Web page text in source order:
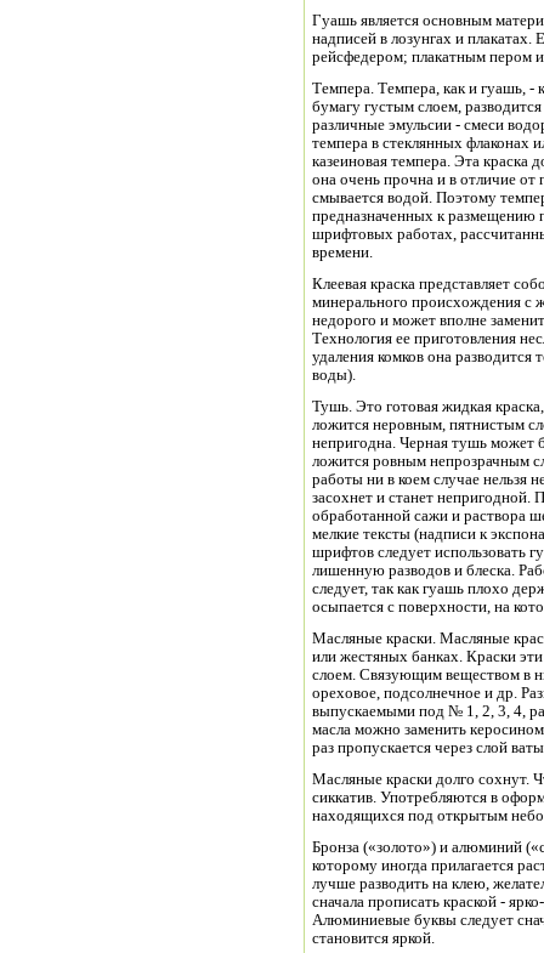
Гуашь является основным
надписей в лозунгах и
рейсфедером; плакатным пером
Темпера. Темпера, как и гуашь, -
бумагу густым слоем,
различные эмульсии - смеси
темпера в стеклянных флаконах
казеиновая темпера. Эта краска
она очень прочна и в отличие
смывается водой. Поэтому
предназначенных к размещению
шрифтовых работах,
времени.
Клеевая краска представляет
минерального происхождения с
недорого и может вполне
Технология ее приготовления
удаления комков она разводится
воды).
Тушь. Это готовая жидкая
ложится неровным, пятнистым
непригодна. Черная тушь может
ложится ровным непрозрачным
работы ни в коем случае нельзя
засохнет и станет непригодной.
обработанной сажи и раствора
мелкие тексты (надписи к
шрифтов следует использовать
лишенную разводов и блеска.
следует, так как гуашь плохо
осыпается с поверхности, на
Масляные краски. Масляные
или жестяных банках. Краски
слоем. Связующим веществом в
ореховое, подсолнечное и др.
выпускаемыми под № 1, 2, 3, 4,
масла можно заменить
раз пропускается через слой
Масляные краски долго сохнут.
сиккатив. Употребляются в
находящихся под открытым
Бронза («золото») и алюминий
которому иногда прилагается
лучше разводить на клею,
сначала прописать краской -
Алюминиевые буквы следует
становится яркой.